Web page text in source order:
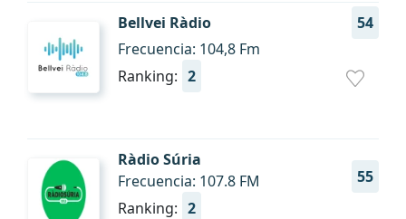
Bellvei Ràdio
54
Frecuencia: 104,8 Fm
Ranking: 2
Ràdio Súria
55
Frecuencia: 107.8 FM
Ranking: 2